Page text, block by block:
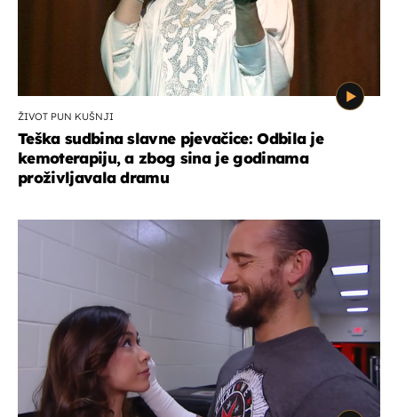
ŽIVOT PUN KUŠNJI
Teška sudbina slavne pjevačice: Odbila je
kemoterapiju, a zbog sina je godinama
proživljavala dramu